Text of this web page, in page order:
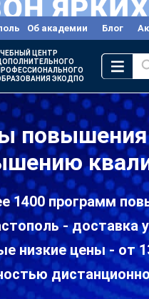
Об академии Блог
ЦЕНТР
ЭКОДПО
1400 программ
- доставка
низкие цены - от